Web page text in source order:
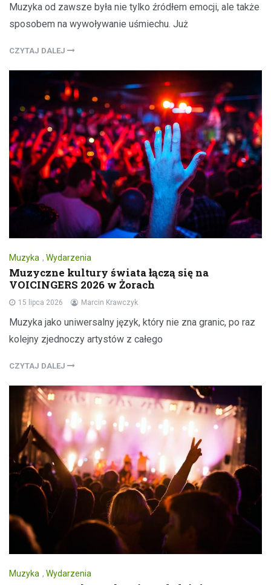
Muzyka od zawsze była nie tylko źródłem emocji, ale także
sposobem na wywoływanie uśmiechu. Już
CZYTAJ DALEJ
Muzyka , Wydarzenia
Muzyczne kultury świata łączą się na
VOICINGERS 2026 w Żorach
15 lipca 2026 Marcin Krawczyk
Muzyka jako uniwersalny język, który nie zna granic, po raz
kolejny zjednoczy artystów z całego
CZYTAJ DALEJ
Muzyka , Wydarzenia